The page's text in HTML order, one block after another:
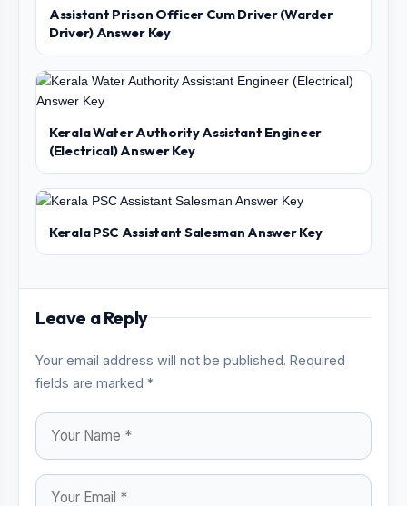
Assistant Prison Officer Cum Driver (Warder
Driver) Answer Key
Kerala Water Authority Assistant Engineer
(Electrical) Answer Key
Kerala PSC Assistant Salesman Answer Key
Leave a Reply
Your email address will not be published. Required
fields are marked *